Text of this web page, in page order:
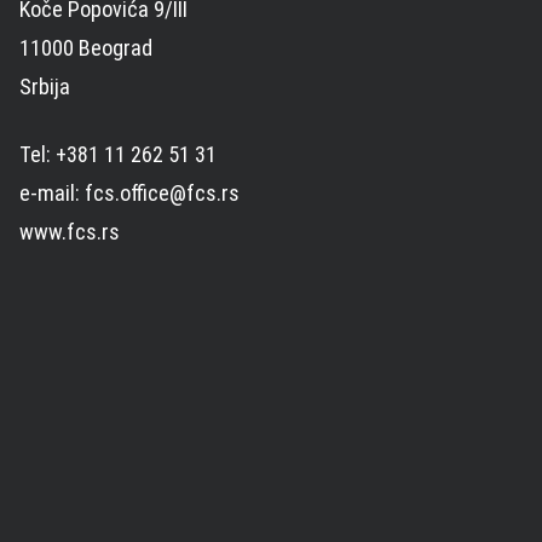
Koče Popovića 9/III
11000 Beograd
Srbija
Tel: +381 11 262 51 31
e-mail: fcs.office@fcs.rs
www.fcs.rs